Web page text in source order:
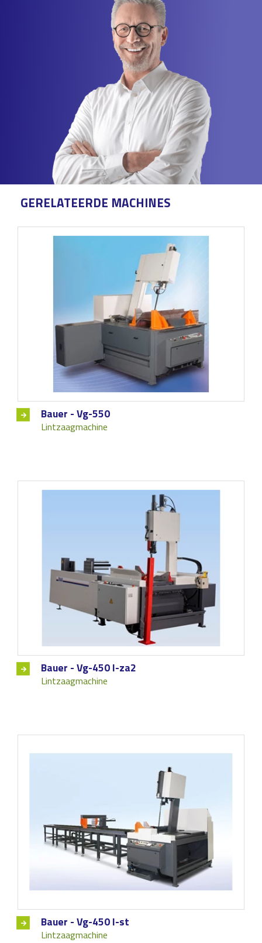
GERELATEERDE MACHINES
Bauer - Vg-550
Lintzaagmachine
Bauer - Vg-450 l-za2
Lintzaagmachine
Bauer - Vg-450 l-st
Lintzaagmachine